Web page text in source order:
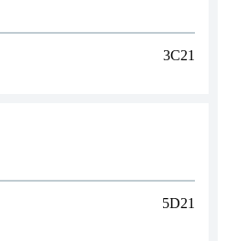
3C21
5D21